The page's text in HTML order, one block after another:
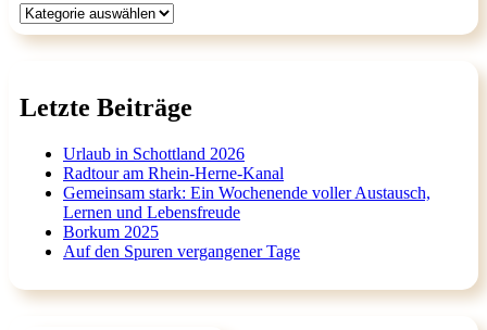
Kategorien
Letzte Beiträge
Urlaub in Schottland 2026
Radtour am Rhein-Herne-Kanal
Gemeinsam stark: Ein Wochenende voller Austausch,
Lernen und Lebensfreude
Borkum 2025
Auf den Spuren vergangener Tage